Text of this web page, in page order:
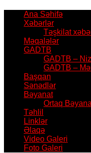
Ana Səhifə
Xəbərlər
Təşkilat
Məqalələr
GADTB
GADTB –
GADTB –
Başqan
Sənədlər
Bəyanat
Ortaq
Təhlil
Linklər
Əlaqə
Video Galeri
Foto Galeri